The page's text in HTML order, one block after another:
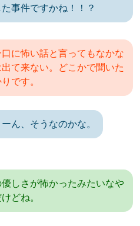
事件ですかね！！？
に怖い話と言ってもなかな
て来ない。どこかで聞いた
です。
ん、そうなのかな。
しさが怖かったみたいなや
どね。